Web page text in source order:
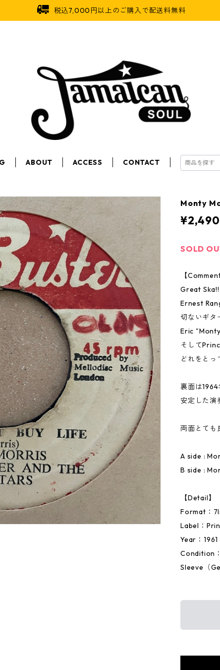
税込7,000円以上のご購入で配送料無料
ABOUT ACCESS CONTACT
Monty
¥2,490
SOLD
【Comment
Great Ska!!
Ernest
切ないギタ
Eric
そして
どれをとっ
裏面は1964
安定した演
両面とても
A side :
B side :
【Detail】
Format：
Label：
Year：
Condition
Sleeve（